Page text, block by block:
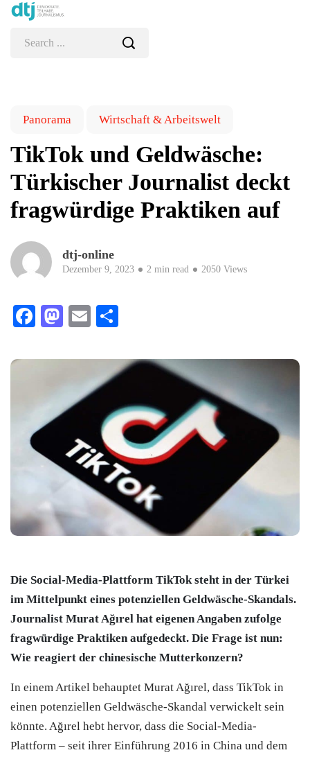
Panorama Wirtschaft & Arbeitswelt
TikTok und Geldwäsche:
Türkischer Journalist deckt
fragwürdige Praktiken auf
dtj-online
Dezember 9, 2023 2 min read 2050 Views
Facebook
Mastodon
Email
Die Social-Media-Plattform TikTok steht in der Türkei
im Mittelpunkt eines potenziellen Geldwäsche-Skandals.
Journalist Murat Ağırel hat eigenen Angaben zufolge
fragwürdige Praktiken aufgedeckt. Die Frage ist nun:
Wie reagiert der chinesische Mutterkonzern?
In einem Artikel behauptet Murat Ağırel, dass TikTok in
einen potenziellen Geldwäsche-Skandal verwickelt sein
könnte. Ağırel hebt hervor, dass die Social-Media-
Plattform – seit ihrer Einführung 2016 in China und dem